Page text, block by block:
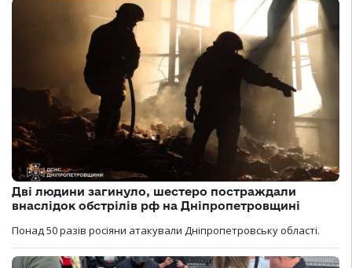
Дві людини загинуло, шестеро постраждали
внаслідок обстрілів рф на Дніпропетровщині
Понад 50 разів росіяни атакували Дніпропетровську області.